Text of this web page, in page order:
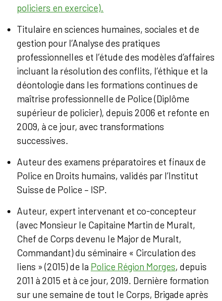
policiers en exercice).
Titulaire en sciences humaines, sociales et de
gestion pour l’Analyse des pratiques
professionnelles et l’étude des modèles d’affaires
incluant la résolution des conflits, l’éthique et la
déontologie dans les formations continues de
maîtrise professionnelle de Police (Diplôme
supérieur de policier), depuis 2006 et refonte en
2009, à ce jour, avec transformations
successives.
Auteur des examens préparatoires et finaux de
Police en Droits humains, validés par l’Institut
Suisse de Police – ISP.
Auteur, expert intervenant et co-concepteur
(avec Monsieur le Capitaine Martin de Muralt,
Chef de Corps devenu le Major de Muralt,
Commandant) du séminaire « Circulation des
liens » (2015) de la Police Région Morges, depuis
2011 à 2015 et à ce jour, 2019. Dernière formation
sur une semaine de tout le Corps, Brigade après